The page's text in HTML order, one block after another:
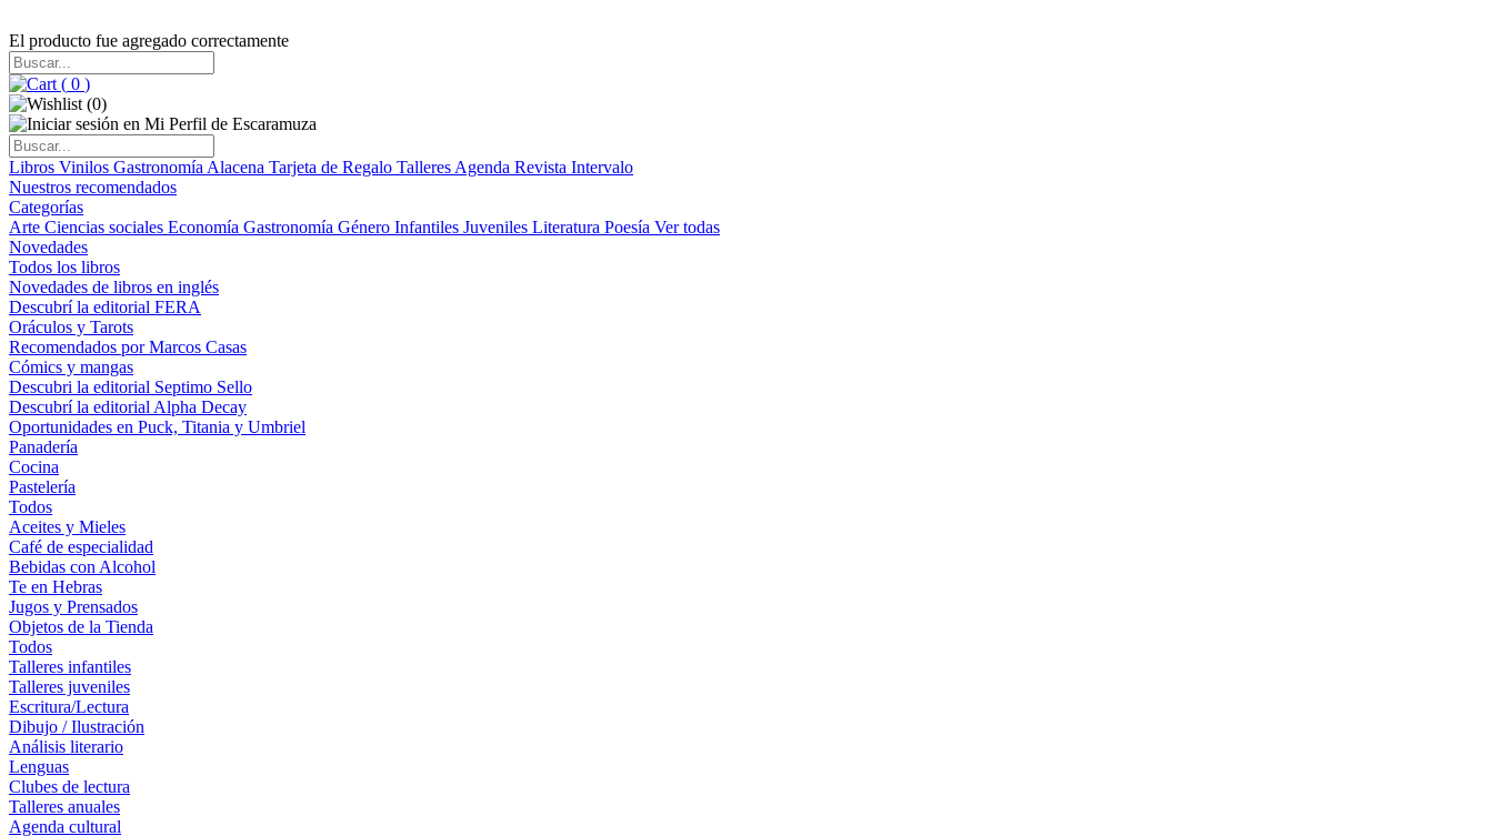
El producto fue agregado correctamente
( 0 )
(0)
Libros Vinilos Gastronomía Alacena Tarjeta de Regalo Talleres Agenda Revista Intervalo
Nuestros recomendados
Categorías
Arte Ciencias sociales Economía Gastronomía Género Infantiles Juveniles Literatura Poesía Ver todas
Novedades
Todos los libros
Novedades de libros en inglés
Descubrí la editorial FERA
Oráculos y Tarots
Recomendados por Marcos Casas
Cómics y mangas
Descubri la editorial Septimo Sello
Descubrí la editorial Alpha Decay
Oportunidades en Puck, Titania y Umbriel
Panadería
Cocina
Pastelería
Todos
Aceites y Mieles
Café de especialidad
Bebidas con Alcohol
Te en Hebras
Jugos y Prensados
Objetos de la Tienda
Todos
Talleres infantiles
Talleres juveniles
Escritura/Lectura
Dibujo / Ilustración
Análisis literario
Lenguas
Clubes de lectura
Talleres anuales
Agenda cultural